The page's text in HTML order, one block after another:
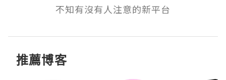
不知有沒有人注意的新平台
推薦博客